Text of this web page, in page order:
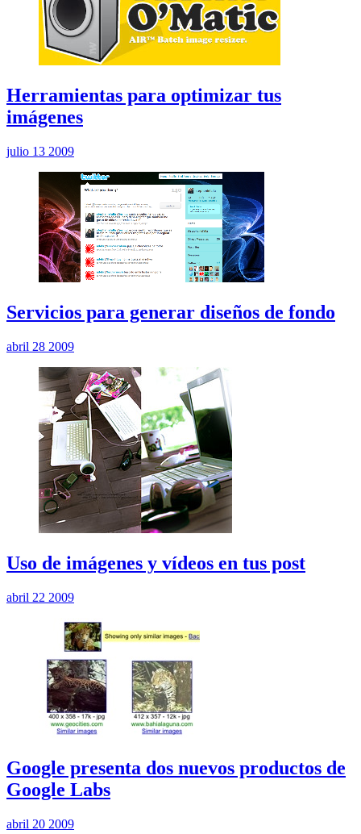
Herramientas para optimizar tus
imágenes
julio 13 2009
Servicios para generar diseños de fondo
abril 28 2009
Uso de imágenes y vídeos en tus post
abril 22 2009
Google presenta dos nuevos productos de
Google Labs
abril 20 2009